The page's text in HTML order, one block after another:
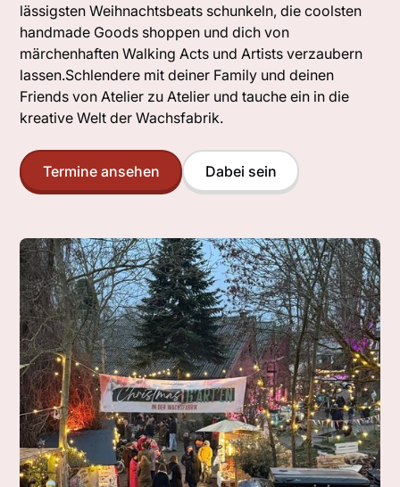
lässigsten Weihnachtsbeats schunkeln, die coolsten
handmade Goods shoppen und dich von
märchenhaften Walking Acts und Artists verzaubern
lassen.Schlendere mit deiner Family und deinen
Friends von Atelier zu Atelier und tauche ein in die
kreative Welt der Wachsfabrik.
Termine ansehen Dabei sein